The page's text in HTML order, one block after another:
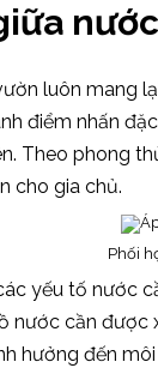
luôn mang
điểm nhấn
Theo phong
cho gia chủ.
Phối
yếu tố nước
nước cần
hưởng đến